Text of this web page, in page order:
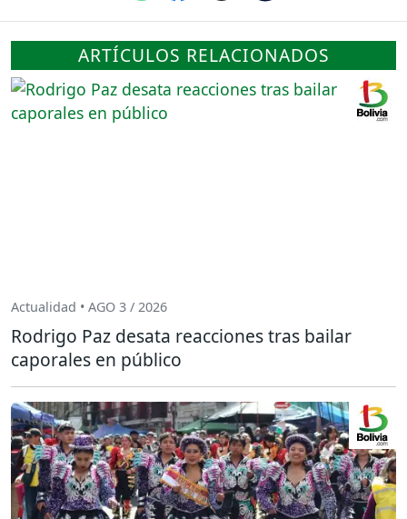
ARTÍCULOS RELACIONADOS
Actualidad • AGO 3 / 2026
Rodrigo Paz desata reacciones tras bailar
caporales en público